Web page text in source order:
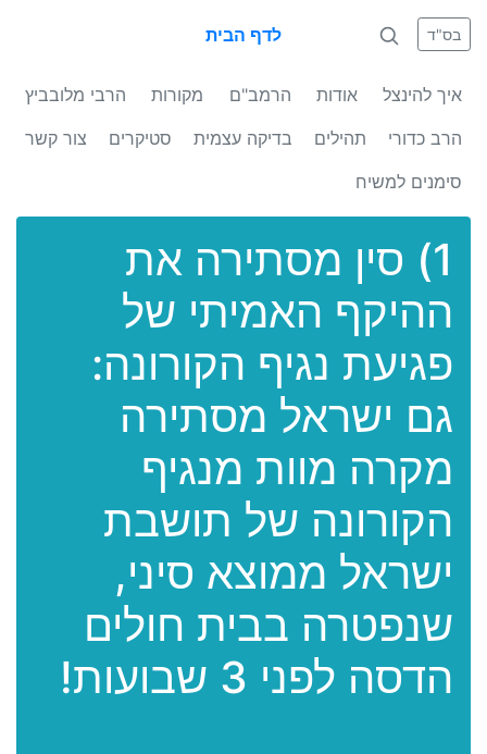
לדף הבית בס"ד
איך להינצל אודות הרמב"ם מקורות
הרבי מלובביץ
הרב כדורי
תהילים בדיקה עצמית סטיקרים
צור קשר
סימנים למשיח
1) סין מסתירה את
ההיקף האמיתי של
פגיעת נגיף הקורונה:
גם ישראל מסתירה
מקרה מוות מנגיף
הקורונה של תושבת
ישראל ממוצא סיני,
שנפטרה בבית חולים
הדסה לפני 3 שבועות!